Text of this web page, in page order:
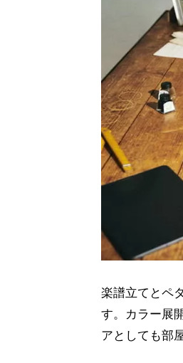
楽譜立てとペ
す。カラー展
アとしても部